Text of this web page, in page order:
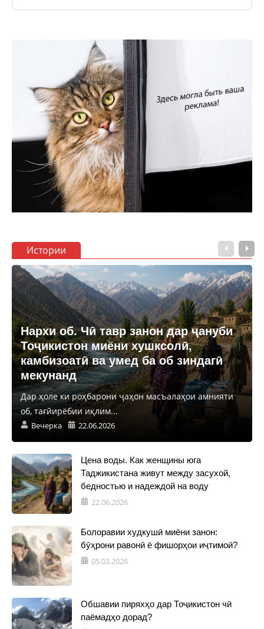
Истории
Нархи об. Чӣ тавр занон дар ҷануби
Тоҷикистон миёни хушксолӣ,
камбизоатӣ ва умед ба об зиндагӣ
мекунанд
Дар ҳоле ки роҳбарони ҷаҳон масъалаҳои амнияти
об, тағйирёбии иқлим...
Вечерка 22.06.2026
Цена воды. Как женщины юга
Таджикистана живут между засухой,
бедностью и надеждой на воду
22.06.2026
Болоравии худкушӣ миёни занон:
бӯҳрони равонӣ ё фишорҳои иҷтимоӣ?
05.03.2026
Обшавии пиряхҳо дар Тоҷикистон чӣ
паёмадҳо дорад?